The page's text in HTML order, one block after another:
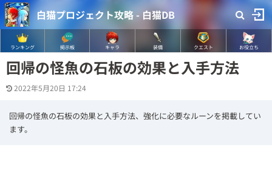
白猫プロジェクト攻略 - 白猫DB
ランキング 掲示板 キャラ 装備 クエスト お役立ち
回帰の怪魚の石板の効果と入手方法
2022年5月20日 17:24
回帰の怪魚の石板の効果と入手方法、強化に必要なルーンを掲載してい
ます。